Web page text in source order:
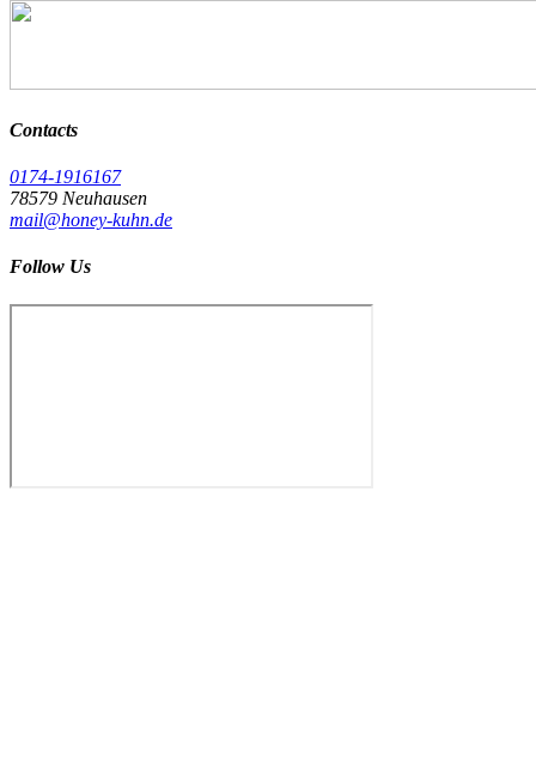
Contacts
0174-1916167
78579 Neuhausen
mail@honey-kuhn.de
Follow Us